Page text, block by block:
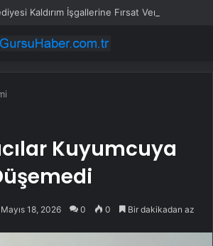
Kaldırım İşgallerine Fırsat Vermiyor
Kuyumcuya
Mayıs 18, 2026 0 0 Bir dakikadan az